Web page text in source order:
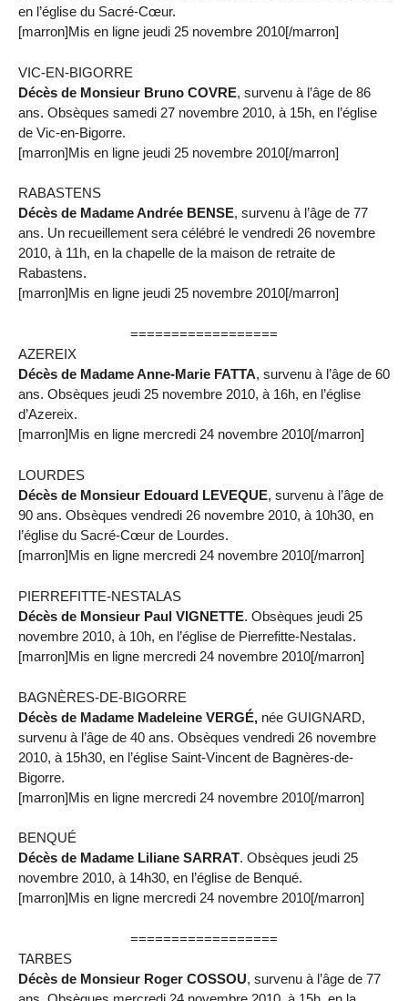
en l’église du Sacré-Cœur.
[marron]Mis en ligne jeudi 25 novembre 2010[/marron]
VIC-EN-BIGORRE
Décès de Monsieur Bruno COVRE, survenu à l’âge de 86
ans. Obsèques samedi 27 novembre 2010, à 15h, en l’église
de Vic-en-Bigorre.
[marron]Mis en ligne jeudi 25 novembre 2010[/marron]
RABASTENS
Décès de Madame Andrée BENSE, survenu à l’âge de 77
ans. Un recueillement sera célébré le vendredi 26 novembre
2010, à 11h, en la chapelle de la maison de retraite de
Rabastens.
[marron]Mis en ligne jeudi 25 novembre 2010[/marron]
==================
AZEREIX
Décès de Madame Anne-Marie FATTA, survenu à l’âge de 60
ans. Obsèques jeudi 25 novembre 2010, à 16h, en l’église
d’Azereix.
[marron]Mis en ligne mercredi 24 novembre 2010[/marron]
LOURDES
Décès de Monsieur Edouard LEVEQUE, survenu à l’âge de
90 ans. Obsèques vendredi 26 novembre 2010, à 10h30, en
l’église du Sacré-Cœur de Lourdes.
[marron]Mis en ligne mercredi 24 novembre 2010[/marron]
PIERREFITTE-NESTALAS
Décès de Monsieur Paul VIGNETTE. Obsèques jeudi 25
novembre 2010, à 10h, en l’église de Pierrefitte-Nestalas.
[marron]Mis en ligne mercredi 24 novembre 2010[/marron]
BAGNÈRES-DE-BIGORRE
Décès de Madame Madeleine VERGÉ, née GUIGNARD,
survenu à l’âge de 40 ans. Obsèques vendredi 26 novembre
2010, à 15h30, en l’église Saint-Vincent de Bagnères-de-
Bigorre.
[marron]Mis en ligne mercredi 24 novembre 2010[/marron]
BENQUÉ
Décès de Madame Liliane SARRAT. Obsèques jeudi 25
novembre 2010, à 14h30, en l’église de Benqué.
[marron]Mis en ligne mercredi 24 novembre 2010[/marron]
==================
TARBES
Décès de Monsieur Roger COSSOU, survenu à l’âge de 77